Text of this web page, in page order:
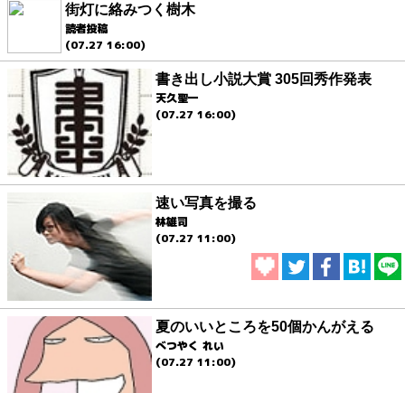
街灯に絡みつく樹木
読者投稿
(07.27 16:00)
書き出し小説大賞 305回秀作発表
天久聖一
(07.27 16:00)
速い写真を撮る
林雄司
(07.27 11:00)
夏のいいところを50個かんがえる
べつやく れい
(07.27 11:00)